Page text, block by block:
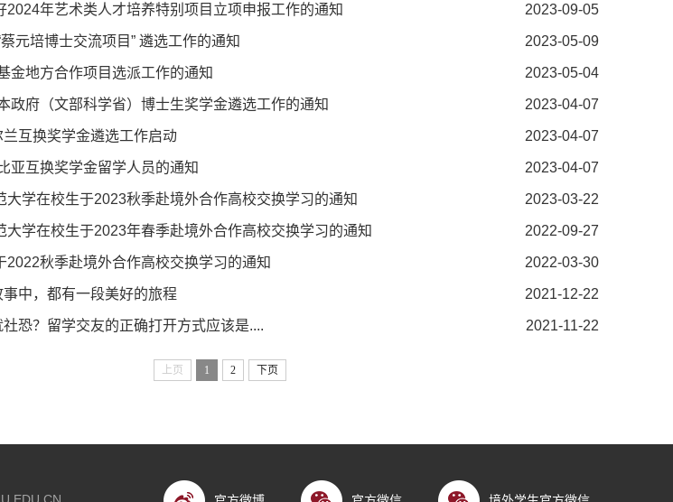
2024年艺术类人才培养特别项目立项申报工作的通知 2023-09-05
元培博士交流项目” 遴选工作的通知 2023-05-09
金地方合作项目选派工作的通知 2023-05-04
政府（文部科学省）博士生奖学金遴选工作的通知 2023-04-07
互换奖学金遴选工作启动 2023-04-07
亚互换奖学金留学人员的通知 2023-04-07
大学在校生于2023秋季赴境外合作高校交换学习的通知 2023-03-22
大学在校生于2023年春季赴境外合作高校交换学习的通知 2022-09-27
2022秋季赴境外合作高校交换学习的通知 2022-03-30
中，都有一段美好的旅程 2021-12-22
恐？留学交友的正确打开方式应该是.... 2021-11-22
上页 1 2 下页